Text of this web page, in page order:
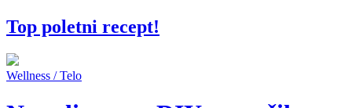
Top poletni recept!
Wellness / Telo